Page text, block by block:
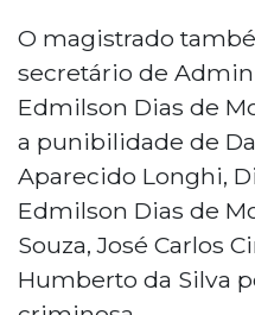
O magistrado
secretário de
Edmilson Dias de
a punibilidade de
Aparecido Longhi,
Edmilson Dias de
Souza, José Carlos
Humberto da Silva